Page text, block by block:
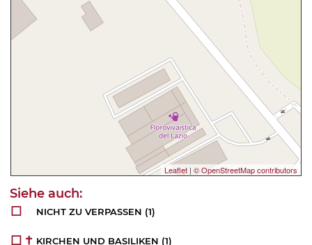
Leaflet | © OpenStreetMap contributors
NICHT ZU VERPASSEN (1)
KIRCHEN UND BASILIKEN (1)